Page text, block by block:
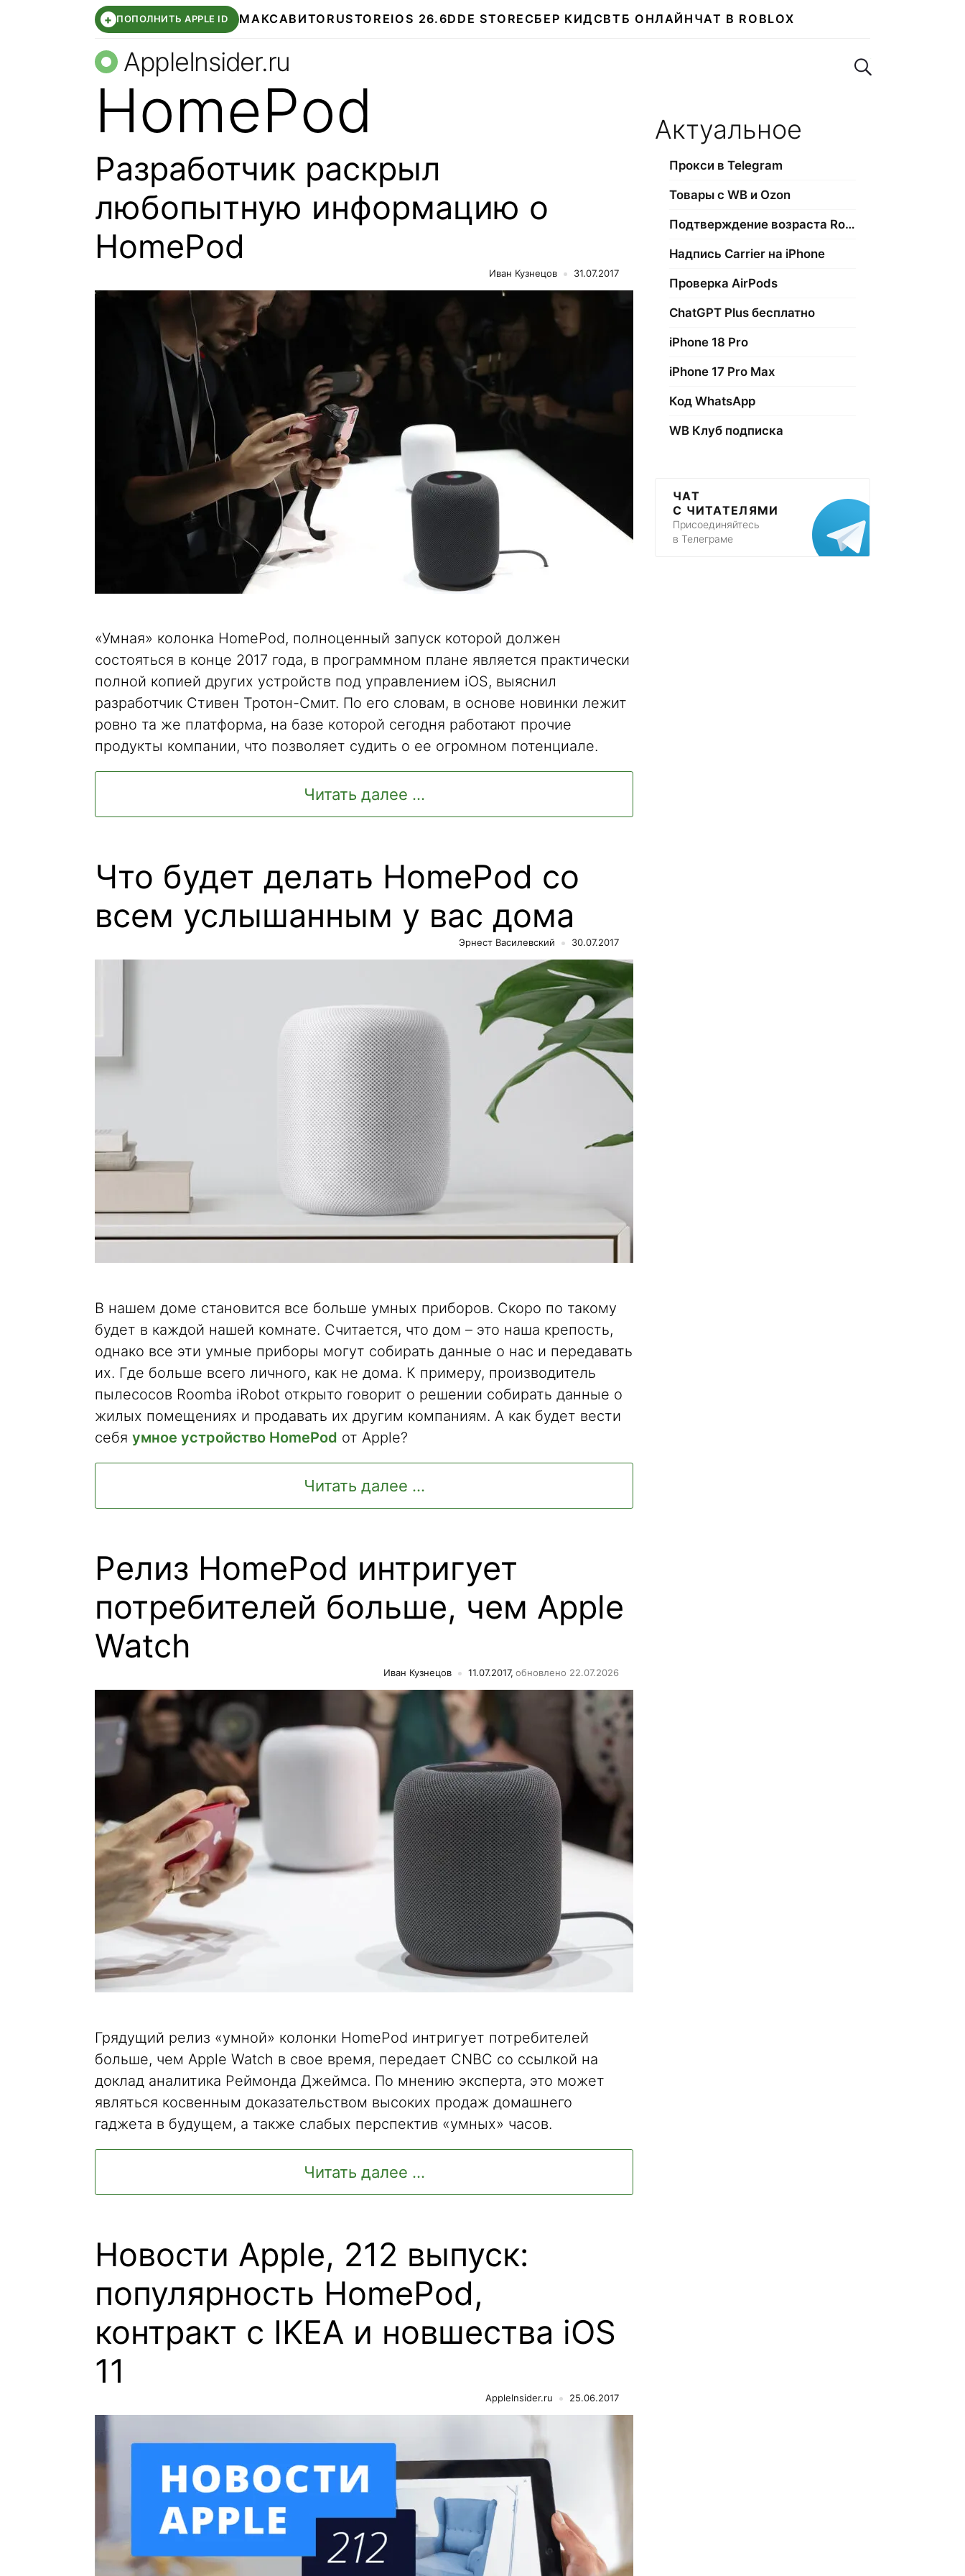
+ ПОПОЛНИТЬ APPLE ID МАКСАВИТО RUSTOREIOS 26.6DDE STORE СБЕР КИДСВТБ ОНЛАЙН ЧАТ В ROBLOX
AppleInsider.ru Поиск по сайту
HomePod
Разработчик раскрыл
любопытную информацию о
HomePod
Иван Кузнецов 31.07.2017
«Умная» колонка HomePod, полноценный запуск которой должен
состояться в конце 2017 года, в программном плане является практически
полной копией других устройств под управлением iOS, выяснил
разработчик Стивен Тротон-Смит. По его словам, в основе новинки лежит
ровно та же платформа, на базе которой сегодня работают прочие
продукты компании, что позволяет судить о ее огромном потенциале.
Читать далее ...
Что будет делать HomePod со
всем услышанным у вас дома
Эрнест Василевский 30.07.2017
В нашем доме становится все больше умных приборов. Скоро по такому
будет в каждой нашей комнате. Считается, что дом – это наша крепость,
однако все эти умные приборы могут собирать данные о нас и передавать
их. Где больше всего личного, как не дома. К примеру, производитель
пылесосов Roomba iRobot открыто говорит о решении собирать данные о
жилых помещениях и продавать их другим компаниям. А как будет вести
себя умное устройство HomePod от Apple?
Читать далее ...
Релиз HomePod интригует
потребителей больше, чем Apple
Watch
Иван Кузнецов 11.07.2017, обновлено 22.07.2026
Грядущий релиз «умной» колонки HomePod интригует потребителей
больше, чем Apple Watch в свое время, передает CNBC со ссылкой на
доклад аналитика Реймонда Джеймса. По мнению эксперта, это может
являться косвенным доказательством высоких продаж домашнего
гаджета в будущем, а также слабых перспектив «умных» часов.
Читать далее ...
Новости Apple, 212 выпуск:
популярность HomePod,
контракт с IKEA и новшества iOS
11
AppleInsider.ru 25.06.2017
Актуальное
Прокси в Telegram
Товары с WB и Ozon
Подтверждение возраста Roblox
Надпись Carrier на iPhone
Проверка AirPods
ChatGPT Plus бесплатно
iPhone 18 Pro
iPhone 17 Pro Max
Код WhatsApp
WB Клуб подписка
ЧАТ
С ЧИТАТЕЛЯМИ
Присоединяйтесь
в Телеграме